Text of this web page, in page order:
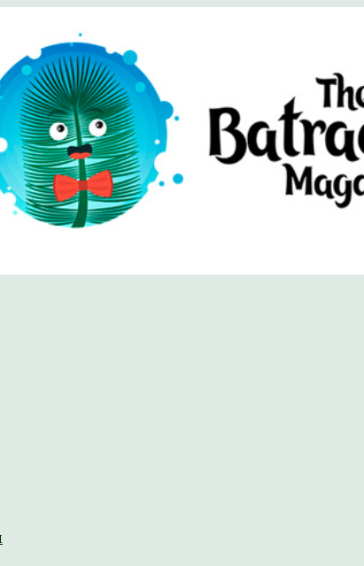
Magazine
журнал Батрахоспермум (официальный